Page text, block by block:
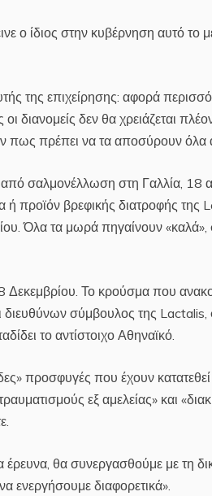
ο ίδιος στην κυβέρνηση αυτό
της επιχείρησης: αφορά
διανομείς δεν θα χρειάζεται
πως πρέπει να τα αποσύρουν όλα
σαλμονέλλωση στη Γαλλία, 18
προϊόν βρεφικής διατροφής
Όλα τα μωρά πηγαίνουν «καλά»,
Δεκεμβρίου. Το κρούσμα που
σύμβουλος της
το αντίστοιχο Αθηναϊκό.
προσφυγές που έχουν
εξ αμελείας» και
θα συνεργασθούμε με τη
ενεργήσουμε διαφορετικά».